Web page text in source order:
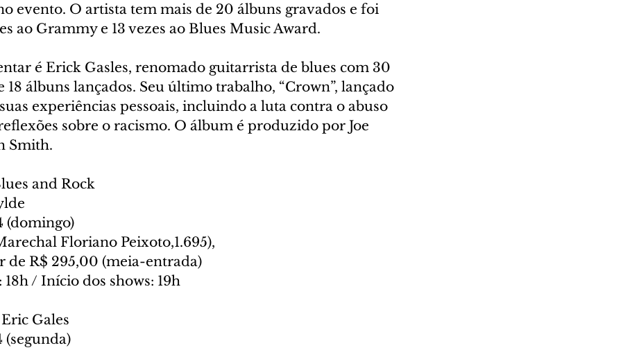
evento. O artista tem mais de 20 álbuns gravados e foi
ao Grammy e 13 vezes ao Blues Music Award.
é Erick Gasles, renomado guitarrista de blues com 30
18 álbuns lançados. Seu último trabalho, “Crown”, lançado
experiências pessoais, incluindo a luta contra o abuso
sobre o racismo. O álbum é produzido por Joe
Smith.
and Rock
(domingo)
Floriano Peixoto,1.695),
de R$ 295,00 (meia-entrada)
/ Início dos shows: 19h
Gales
(segunda)